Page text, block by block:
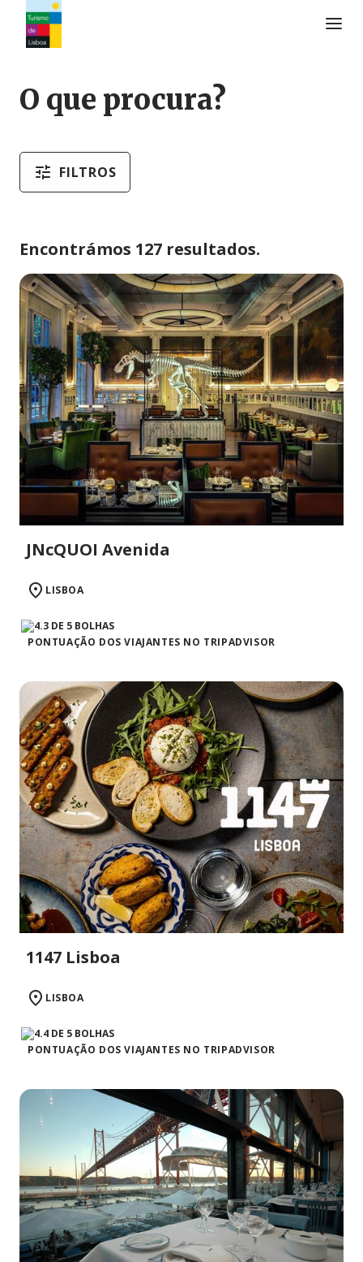
O que procura?
FILTROS
Encontrámos 127 resultados.
JNcQUOI Avenida
LISBOA
PONTUAÇÃO DOS VIAJANTES NO TRIPADVISOR
1147 Lisboa
LISBOA
PONTUAÇÃO DOS VIAJANTES NO TRIPADVISOR